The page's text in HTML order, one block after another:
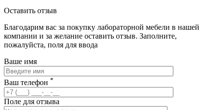
Оставить отзыв
Благодарим вас за покупку лабораторной мебели в нашей
компании и за желание оставить отзыв. Заполните,
пожалуйста, поля для ввода
Ваше имя
Ваш телефон *
Поле для отзыва